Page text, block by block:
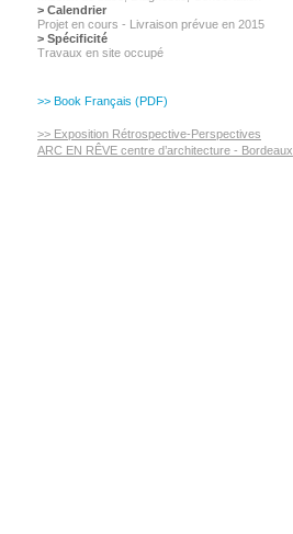
> Calendrier
Projet en cours - Livraison prévue en 2015
> Spécificité
Travaux en site occupé
>> Book Français (PDF)
>> Exposition Rétrospective-Perspectives
ARC EN RÊVE centre d’architecture - Bordeaux